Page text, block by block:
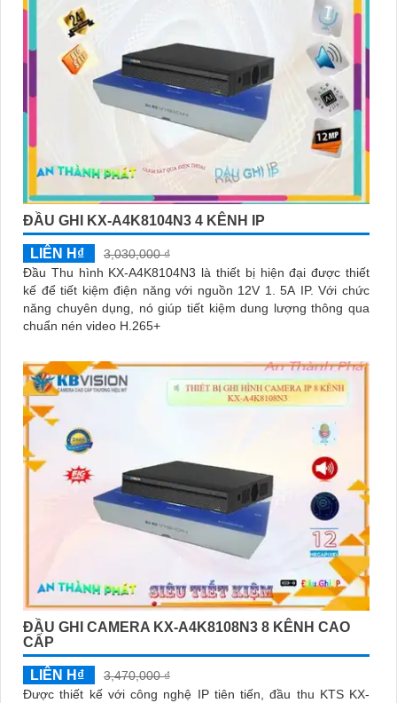
ĐẦU GHI KX-A4K8104N3 4 KÊNH IP
LIÊN H₫
3,030,000 ₫
Đầu Thu hình KX-A4K8104N3 là thiết bị hiện đại được thiết
kế để tiết kiệm điện năng với nguồn 12V 1. 5A IP. Với chức
năng chuyên dụng, nó giúp tiết kiệm dung lượng thông qua
chuẩn nén video H.265+
ĐẦU GHI CAMERA KX-A4K8108N3 8 KÊNH CAO
CẤP
LIÊN H₫
3,470,000 ₫
Được thiết kế với công nghệ IP tiên tiến, đầu thu KTS KX-